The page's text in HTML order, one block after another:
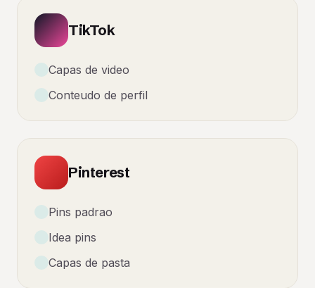
TikTok
Capas de video
Conteudo de perfil
Pinterest
Pins padrao
Idea pins
Capas de pasta